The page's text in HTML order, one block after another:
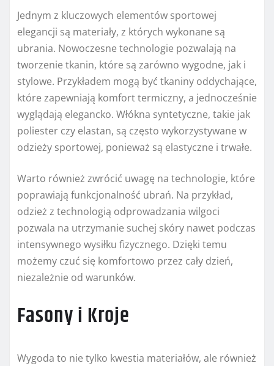
Jednym z kluczowych elementów sportowej
elegancji są materiały, z których wykonane są
ubrania. Nowoczesne technologie pozwalają na
tworzenie tkanin, które są zarówno wygodne, jak i
stylowe. Przykładem mogą być tkaniny oddychające,
które zapewniają komfort termiczny, a jednocześnie
wyglądają elegancko. Włókna syntetyczne, takie jak
poliester czy elastan, są często wykorzystywane w
odzieży sportowej, ponieważ są elastyczne i trwałe.
Warto również zwrócić uwagę na technologie, które
poprawiają funkcjonalność ubrań. Na przykład,
odzież z technologią odprowadzania wilgoci
pozwala na utrzymanie suchej skóry nawet podczas
intensywnego wysiłku fizycznego. Dzięki temu
możemy czuć się komfortowo przez cały dzień,
niezależnie od warunków.
Fasony i Kroje
Wygoda to nie tylko kwestia materiałów, ale również